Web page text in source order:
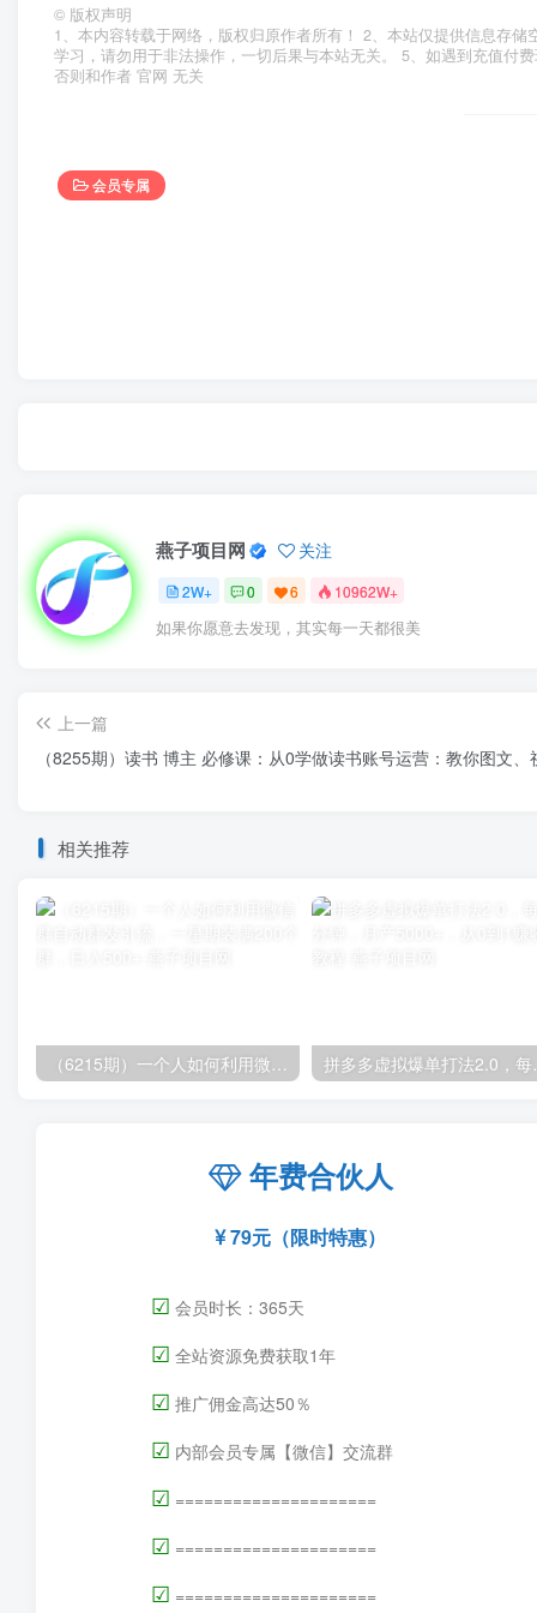
© 版权声明
1、本内容转载于网络，版权归原作者所有！ 2、本站仅提供信息存
学习，请勿用于非法操作，一切后果与本站无关。 5、如遇到充值付
否则和作者 官网 无关
会员专属
燕子项目网 关注
2W+ 0 6 10962W+
如果你愿意去发现，其实每一天都很美
上一篇
（8255期）读书 博主 必修课：从0学做读书账号运营：教你图文
相关推荐
（6215期）一个人如何利用微信群自动群发引流，一星期装满200个群，日入500+ 拼多多
年费合伙人
79元（限时特惠）
☑ 会员时长：365天
☑ 全站资源免费获取1年
☑ 推广佣金高达50％
☑ 内部会员专属【微信】交流群
☑ =====================
☑ =====================
☑ =====================